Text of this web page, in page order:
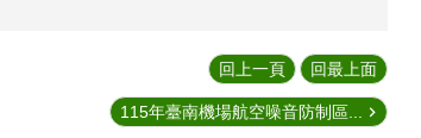
回上一頁 回最上面
115年臺南機場航空噪音防制區...